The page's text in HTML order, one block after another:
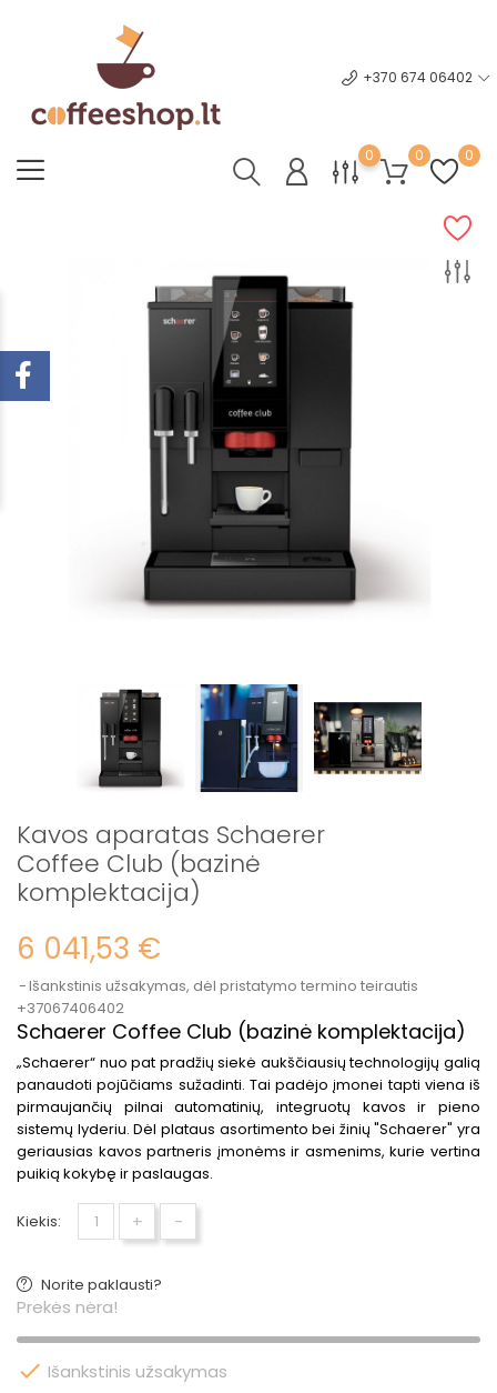
+370 674 06402
0 0 0
Kavos aparatas Schaerer
Coffee Club (bazinė
komplektacija)
6 041,53 €
Išankstinis užsakymas, dėl pristatymo termino teirautis
+37067406402
Schaerer Coffee Club (bazinė komplektacija)
„Schaerer“ nuo pat pradžių siekė aukščiausių technologijų galią
panaudoti pojūčiams sužadinti. Tai padėjo įmonei tapti viena iš
pirmaujančių pilnai automatinių, integruotų kavos ir pieno
sistemų lyderiu. Dėl plataus asortimento bei žinių "Schaerer" yra
geriausias kavos partneris įmonėms ir asmenims, kurie vertina
puikią kokybę ir paslaugas.
Kiekis: + -
Norite paklausti?
Prekės nėra!
 Išankstinis užsakymas